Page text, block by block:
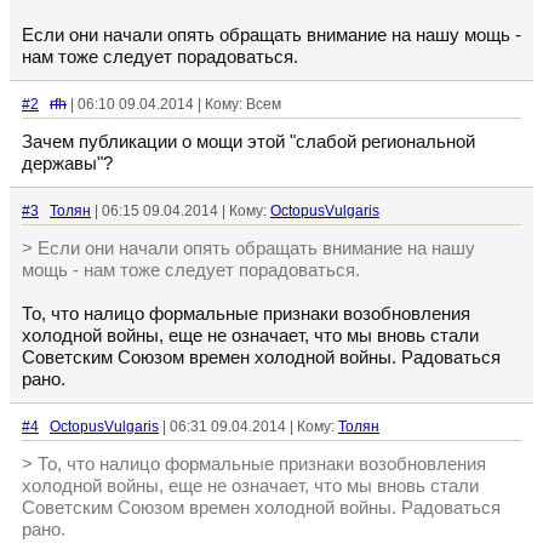
Если они начали опять обращать внимание на нашу мощь -
нам тоже следует порадоваться.
#2 rfh | 06:10 09.04.2014 | Кому: Всем
Зачем публикации о мощи этой "слабой региональной
державы"?
#3 Толян | 06:15 09.04.2014 | Кому: OctopusVulgaris
> Если они начали опять обращать внимание на нашу
мощь - нам тоже следует порадоваться.
То, что налицо формальные признаки возобновления
холодной войны, еще не означает, что мы вновь стали
Советским Союзом времен холодной войны. Радоваться
рано.
#4 OctopusVulgaris | 06:31 09.04.2014 | Кому: Толян
> То, что налицо формальные признаки возобновления
холодной войны, еще не означает, что мы вновь стали
Советским Союзом времен холодной войны. Радоваться
рано.